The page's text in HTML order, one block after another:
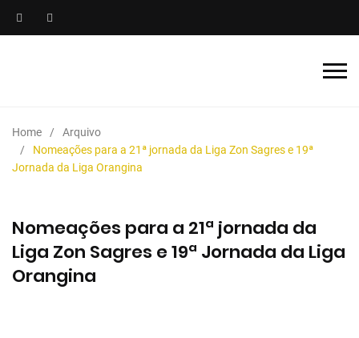
Home
Arquivo
Nomeações para a 21ª jornada da Liga Zon Sagres e 19ª
Jornada da Liga Orangina
Nomeações para a 21ª jornada da
Liga Zon Sagres e 19ª Jornada da Liga
Orangina